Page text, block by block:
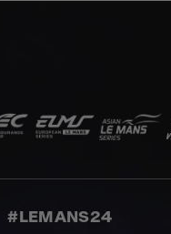
#LEMANS24